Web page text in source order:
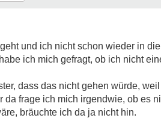
und ich nicht schon wieder in
ich mich gefragt, ob ich nicht
dass das nicht gehen würde,
da frage ich mich irgendwie, ob es
bräuchte ich da ja nicht hin.